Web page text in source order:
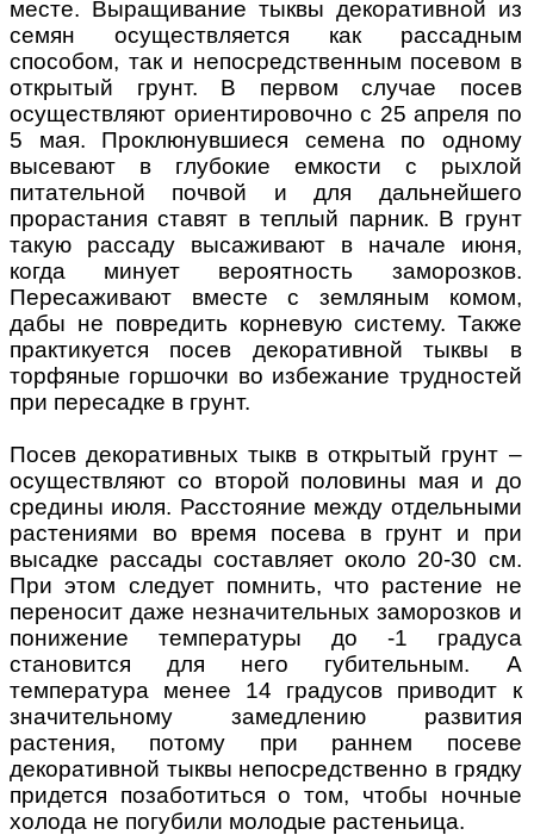
месте. Выращивание тыквы декоративной из
семян осуществляется как рассадным
способом, так и непосредственным посевом в
открытый грунт. В первом случае посев
осуществляют ориентировочно с 25 апреля по
5 мая. Проклюнувшиеся семена по одному
высевают в глубокие емкости с рыхлой
питательной почвой и для дальнейшего
прорастания ставят в теплый парник. В грунт
такую рассаду высаживают в начале июня,
когда минует вероятность заморозков.
Пересаживают вместе с земляным комом,
дабы не повредить корневую систему. Также
практикуется посев декоративной тыквы в
торфяные горшочки во избежание трудностей
при пересадке в грунт.
Посев декоративных тыкв в открытый грунт –
осуществляют со второй половины мая и до
средины июля. Расстояние между отдельными
растениями во время посева в грунт и при
высадке рассады составляет около 20-30 см.
При этом следует помнить, что растение не
переносит даже незначительных заморозков и
понижение температуры до -1 градуса
становится для него губительным. А
температура менее 14 градусов приводит к
значительному замедлению развития
растения, потому при раннем посеве
декоративной тыквы непосредственно в грядку
придется позаботиться о том, чтобы ночные
холода не погубили молодые растеньица.